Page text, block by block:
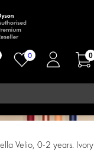
0 0
Velio, 0-2 years. Ivory